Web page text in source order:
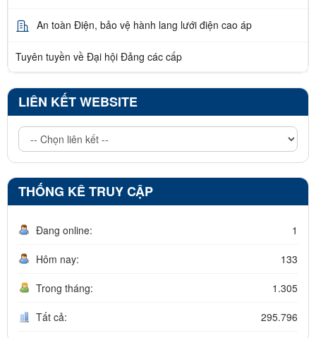
An toàn Điện, bảo vệ hành lang lưới điện cao áp
Tuyên tuyền về Đại hội Đảng các cấp
LIÊN KẾT WEBSITE
THỐNG KÊ TRUY CẬP
Đang online: 1
Hôm nay: 133
Trong tháng: 1.305
Tất cả: 295.796